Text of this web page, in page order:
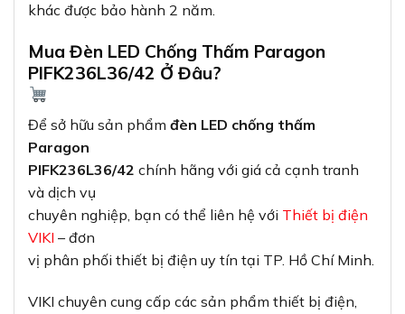
khác được bảo hành 2 năm.
Mua Đèn LED Chống Thấm Paragon
PIFK236L36/42 Ở Đâu?
Để sở hữu sản phẩm đèn LED chống thấm
Paragon
PIFK236L36/42 chính hãng với giá cả cạnh tranh
và dịch vụ
chuyên nghiệp, bạn có thể liên hệ với Thiết bị điện
VIKI – đơn
vị phân phối thiết bị điện uy tín tại TP. Hồ Chí Minh.
VIKI chuyên cung cấp các sản phẩm thiết bị điện,